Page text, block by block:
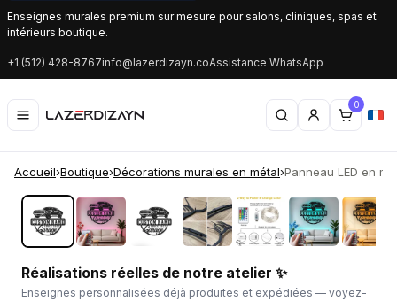
Enseignes murales premium sur mesure pour salons, cliniques, spas et
intérieurs boutique.
+1 (512) 428-8767info@lazerdizayn.coAssistance WhatsApp
0
Accueil›Boutique›Décorations murales en métal›Panneau LED en
‹ ›
Réalisations réelles de notre atelier ✨
Enseignes personnalisées déjà produites et expédiées — voyez-